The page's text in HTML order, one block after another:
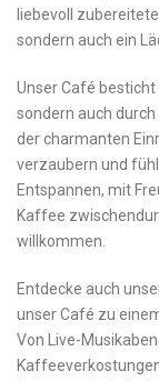
liebevoll
sondern⁤ auch ein
Unser Café
sondern auch
der charmanten
verzaubern und
Entspannen, mit
Kaffee
willkommen.
Entdecke auch
unser Café ​zu
Von Live-